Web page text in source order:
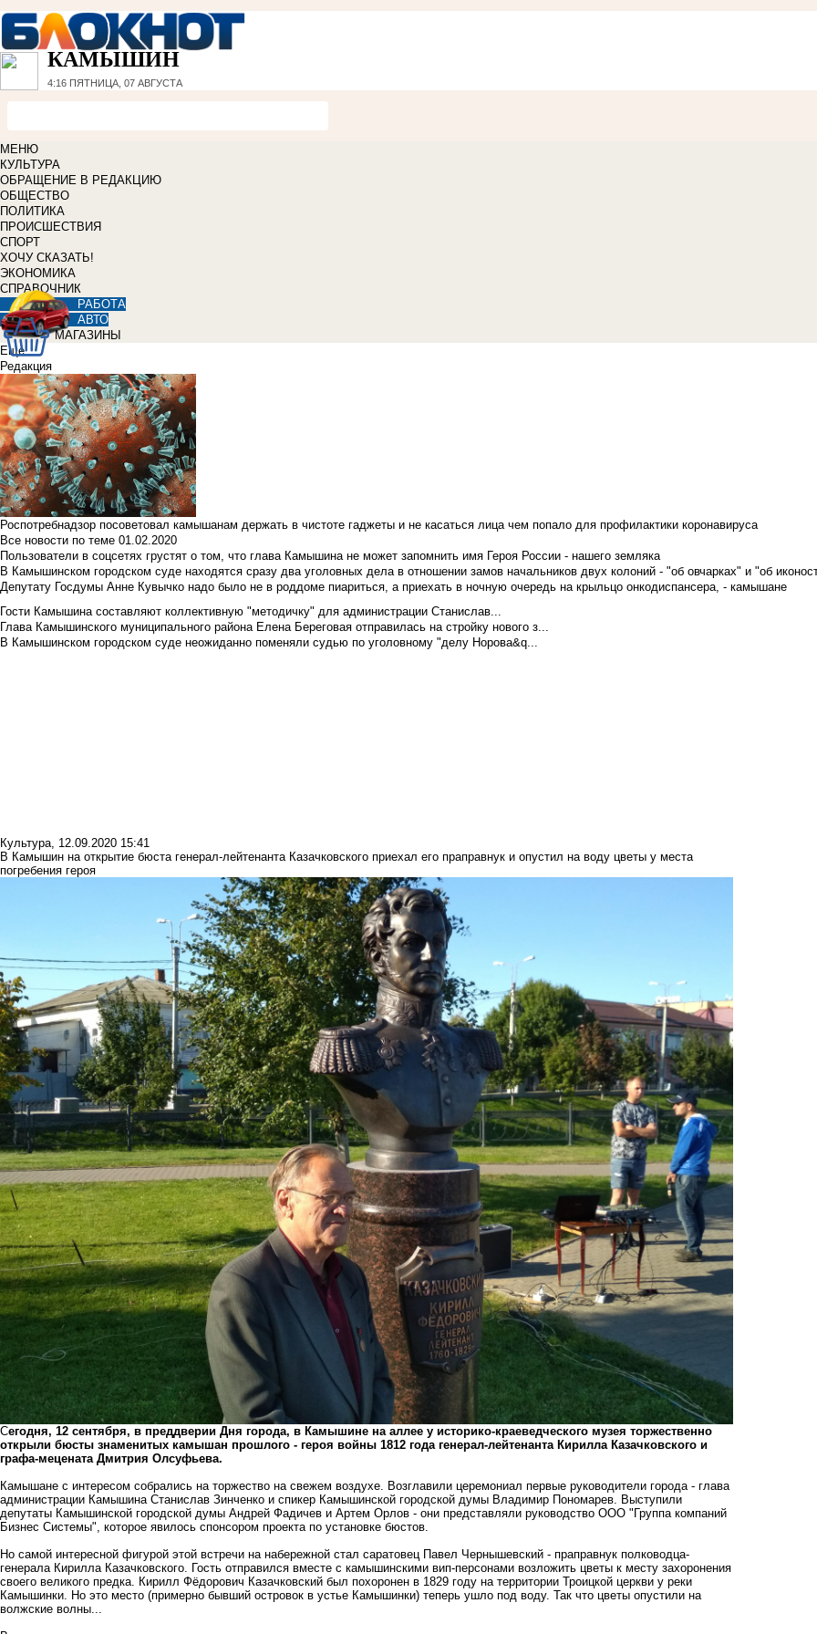
КАМЫШИН
4:16 ПЯТНИЦА, 07 АВГУСТА
МЕНЮ
КУЛЬТУРА
ОБРАЩЕНИЕ В РЕДАКЦИЮ
ОБЩЕСТВО
ПОЛИТИКА
ПРОИСШЕСТВИЯ
СПОРТ
ХОЧУ СКАЗАТЬ!
ЭКОНОМИКА
СПРАВОЧНИК
РАБОТА
АВТО
МАГАЗИНЫ
Еще
Редакция
Роспотребнадзор посоветовал камышанам держать в чистоте гаджеты и не касаться лица чем попало для профилактики коронавируса
Все новости по теме 01.02.2020
Пользователи в соцсетях грустят о том, что глава Камышина не может запомнить имя Героя России - нашего земляка
В Камышинском городском суде находятся сразу два уголовных дела в отношении замов начальников двух колоний - "об овчарках" и "об
Депутату Госдумы Анне Кувычко надо было не в роддоме пиариться, а приехать в ночную очередь на крыльцо онкодиспансера, - камышане
Гости Камышина составляют коллективную "методичку" для администрации Станислав...
Глава Камышинского муниципального района Елена Береговая отправилась на стройку нового з...
В Камышинском городском суде неожиданно поменяли судью по уголовному "делу Норова&q...
Культура, 12.09.2020 15:41
В Камышин на открытие бюста генерал-лейтенанта Казачковского приехал его праправнук и опустил на воду цветы у места
погребения героя
Сегодня, 12 сентября, в преддверии Дня города, в Камышине на аллее у историко-краеведческого музея торжественно
открыли бюсты знаменитых камышан прошлого - героя войны 1812 года генерал-лейтенанта Кирилла Казачковского и
графа-мецената Дмитрия Олсуфьева.
Камышане с интересом собрались на торжество на свежем воздухе. Возглавили церемониал первые руководители города - глава
администрации Камышина Станислав Зинченко и спикер Камышинской городской думы Владимир Пономарев. Выступили
депутаты Камышинской городской думы Андрей Фадичев и Артем Орлов - они представляли руководство ООО "Группа компаний
Бизнес Системы", которое явилось спонсором проекта по установке бюстов.
Но самой интересной фигурой этой встречи на набережной стал саратовец Павел Чернышевский - праправнук полководца-
генерала Кирилла Казачковского. Гость отправился вместе с камышинскими вип-персонами возложить цветы к месту захоронения
своего великого предка. Кирилл Фёдорович Казачковский был похоронен в 1829 году на территории Троицкой церкви у реки
Камышинки. Но это место (примерно бывший островок в устье Камышинки) теперь ушло под воду. Так что цветы опустили на
волжские волны...